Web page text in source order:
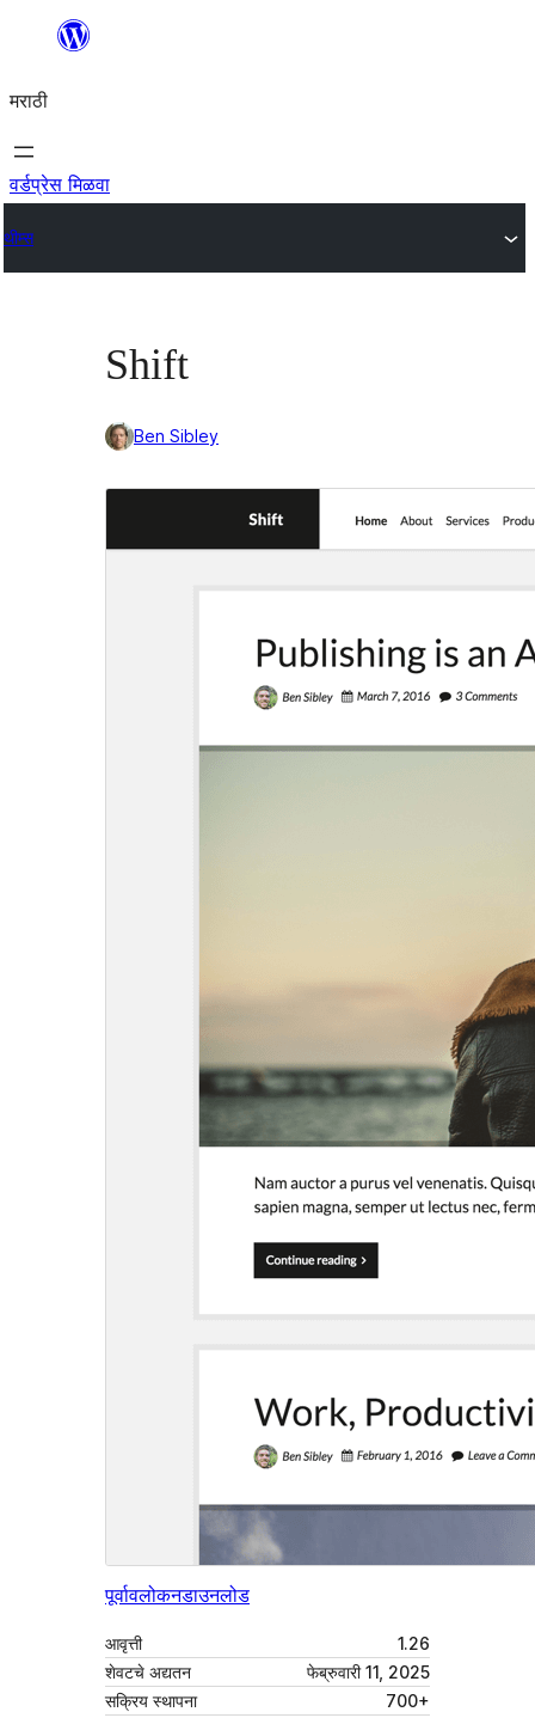
सामुग्रीवर
मराठी
वर्डप्रेस मिळवा
थीम्स
Shift
Ben Sibley
पूर्वावलोकनडाउनलोड
आवृत्ती
1.26
शेवटचे अद्यतन
फेब्रुवारी 11, 2025
सक्रिय स्थापना
700+